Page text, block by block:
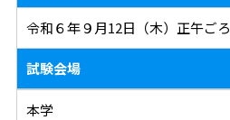
令和６年９月12日（木）正午ごろ
試験会場
本学